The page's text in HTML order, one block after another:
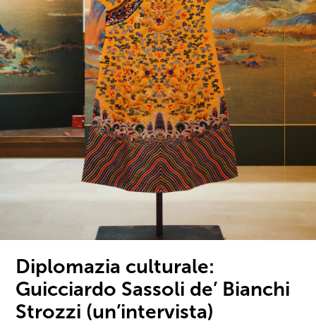
Diplomazia culturale:
Guicciardo Sassoli de’ Bianchi
Strozzi (un’intervista)